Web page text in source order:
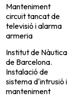
Manteniment
circuit tancat de
televisió i alarma
armeria
Institut de Nàutica
de Barcelona.
Instalació de
sistema d'intrusió i
manteniment